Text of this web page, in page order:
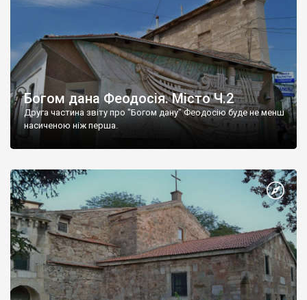
Богом дана Феодосія. Місто Ч.2
Друга частина звіту про "Богом дану" Феодосію буде не менш
насиченою ніж перша.